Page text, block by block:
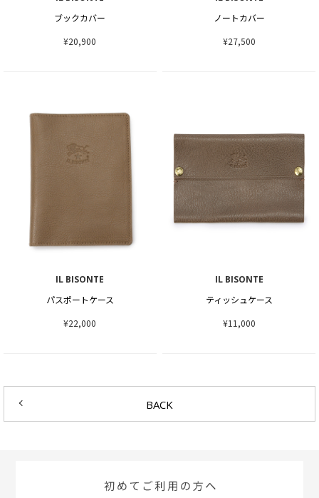
ブックカバー
¥20,900
ノートカバー
¥27,500
IL BISONTE
パスポートケース
¥22,000
IL BISONTE
ティッシュケース
¥11,000
BACK